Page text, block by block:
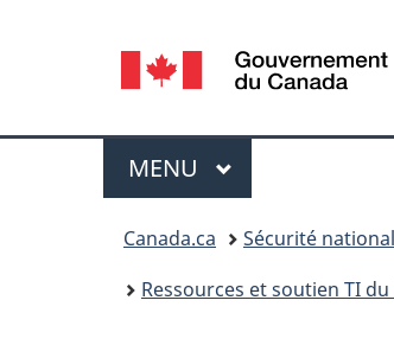
Sélection
de
la
langue
Menu
MENU PRINCIPAL
Canada.ca Sécurité
Ressources et soutien TI du